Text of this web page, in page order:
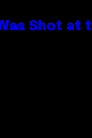
Shot